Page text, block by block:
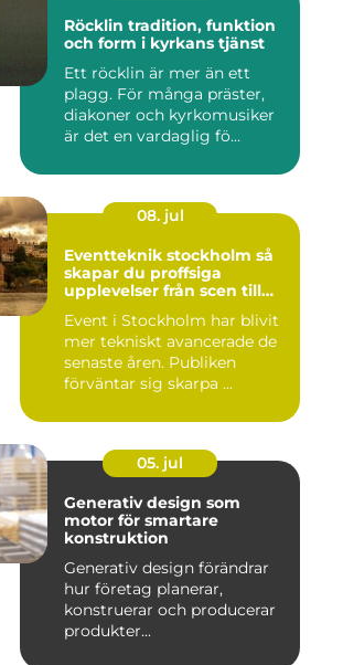
Röcklin tradition, funktion
och form i kyrkans tjänst
Ett röcklin är mer än ett
plagg. För många präster,
diakoner och kyrkomusiker
är det en vardaglig fö...
08. jul
Eventteknik stockholm så
skapar du proffsiga
upplevelser från scen till
Event i Stockholm har blivit
mer tekniskt avancerade de
senaste åren. Publiken
förväntar sig skarpa ...
05. jul
Generativ design som
motor för smartare
konstruktion
Generativ design förändrar
hur företag planerar,
konstruerar och producerar
produkter...